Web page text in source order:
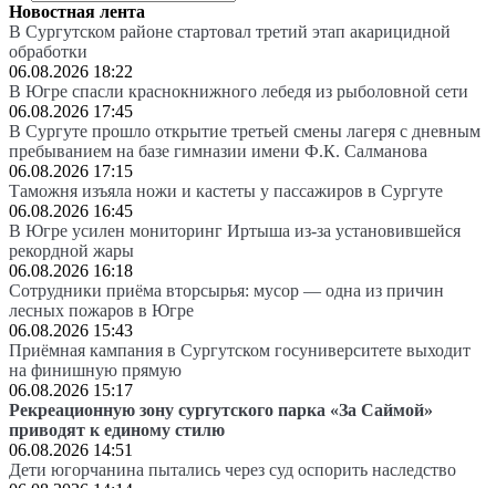
Новостная лента
В Сургутском районе стартовал третий этап акарицидной
обработки
06.08.2026 18:22
В Югре спасли краснокнижного лебедя из рыболовной сети
06.08.2026 17:45
В Сургуте прошло открытие третьей смены лагеря с дневным
пребыванием на базе гимназии имени Ф.К. Салманова
06.08.2026 17:15
Таможня изъяла ножи и кастеты у пассажиров в Сургуте
06.08.2026 16:45
В Югре усилен мониторинг Иртыша из-за установившейся
рекордной жары
06.08.2026 16:18
Сотрудники приёма вторсырья: мусор — одна из причин
лесных пожаров в Югре
06.08.2026 15:43
Приёмная кампания в Сургутском госуниверситете выходит
на финишную прямую
06.08.2026 15:17
Рекреационную зону сургутского парка «За Саймой»
приводят к единому стилю
06.08.2026 14:51
Дети югорчанина пытались через суд оспорить наследство